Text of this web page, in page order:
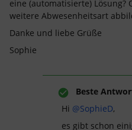
eine (automatisierte)
weitere Abwesenheitsart
Danke und liebe Grüße
Sophie
Beste
Hi @SophieD,
es gibt schon